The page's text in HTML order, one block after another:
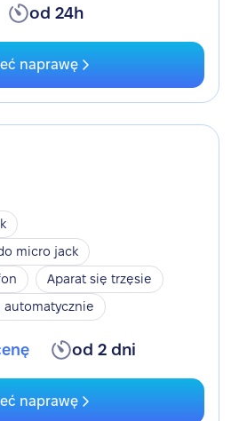
od 24h
naprawę
micro jack
Aparat się trzęsie
automatycznie
od 2 dni
naprawę